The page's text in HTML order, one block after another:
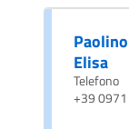
Elisa
Telefono
+39